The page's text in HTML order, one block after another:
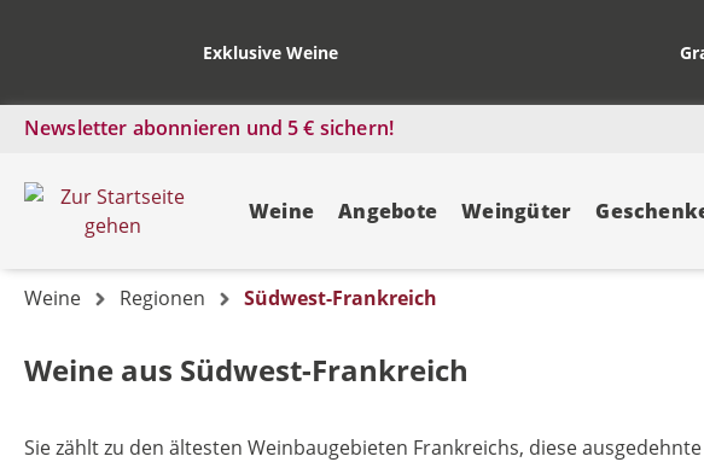
Exklusive Weine
Newsletter abonnieren und 5 € sichern!
Weine Angebote Weingüter
Weine Regionen Südwest-Frankreich
Weine aus Südwest-Frankreich
Sie zählt zu den ältesten Weinbaugebieten Frankreichs, diese